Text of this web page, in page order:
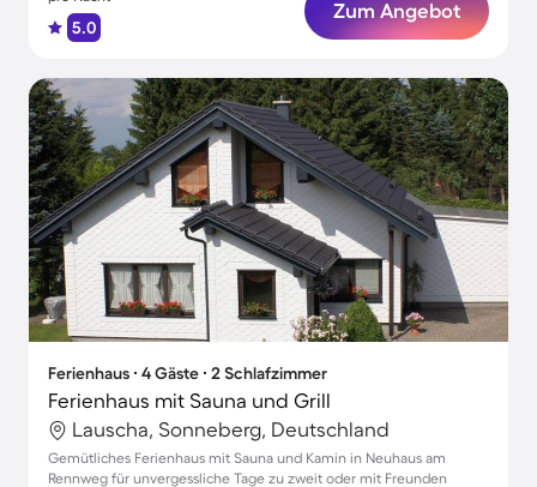
5.0
Zum Angebot
Ferienhaus ∙ 4 Gäste ∙ 2 Schlafzimmer
Ferienhaus mit Sauna und Grill
Lauscha, Sonneberg, Deutschland
Gemütliches Ferienhaus mit Sauna und Kamin in Neuhaus am
Rennweg für unvergessliche Tage zu zweit oder mit Freunden